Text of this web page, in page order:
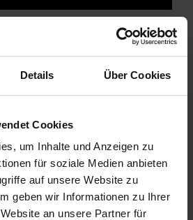
Details Über Cookies
Cookies
um Inhalte und Anzeigen zu
für soziale Medien anbieten
auf unsere Website zu
geben wir Informationen zu Ihrer
an unsere Partner für